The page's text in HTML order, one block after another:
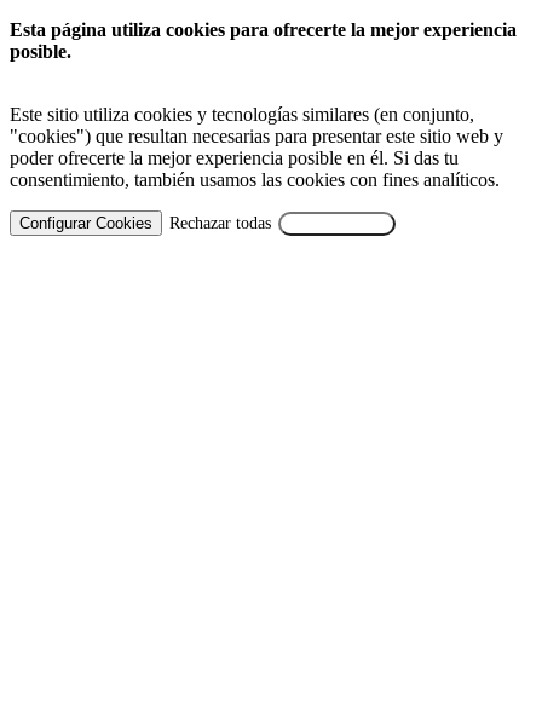
Esta página utiliza cookies para ofrecerte la mejor experiencia
posible.
Este sitio utiliza cookies y tecnologías similares (en conjunto,
"cookies") que resultan necesarias para presentar este sitio web y
poder ofrecerte la mejor experiencia posible en él. Si das tu
consentimiento, también usamos las cookies con fines analíticos.
Configurar Cookies Rechazar todas